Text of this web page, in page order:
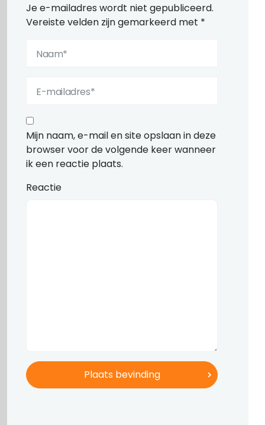
Je e-mailadres wordt niet gepubliceerd.
Vereiste velden zijn gemarkeerd met *
Mijn naam, e-mail en site opslaan in deze
browser voor de volgende keer wanneer
ik een reactie plaats.
Reactie